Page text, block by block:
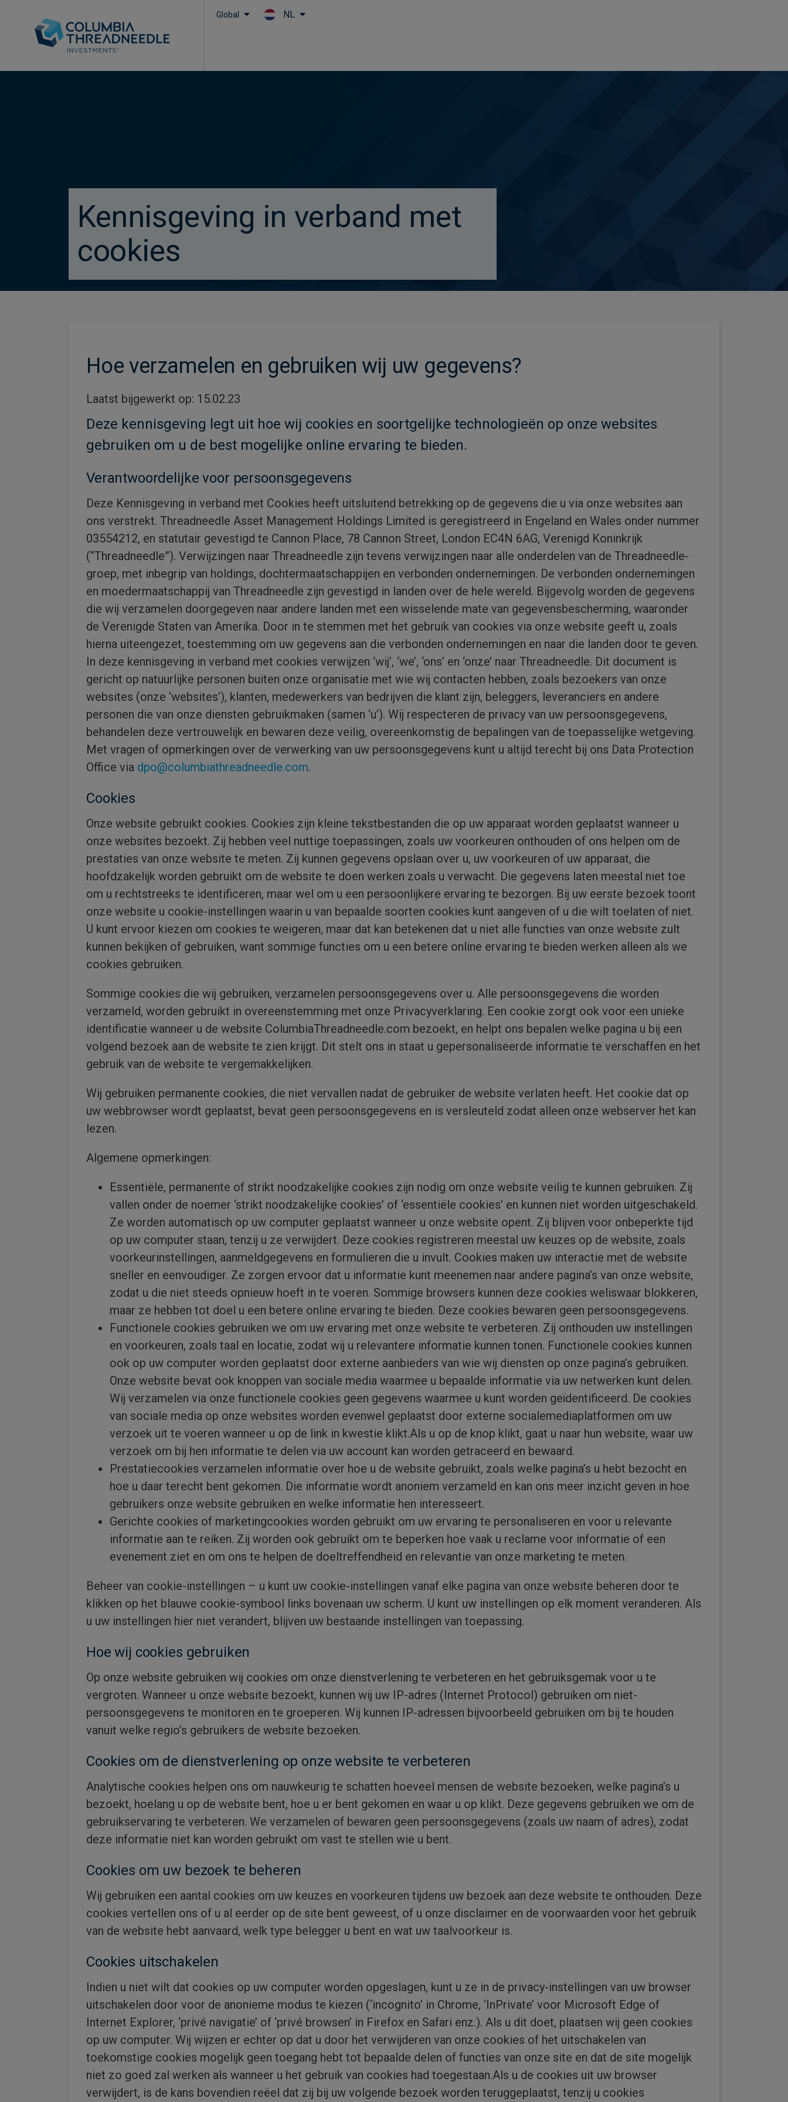
Global NL
Kennisgeving in verband met
cookies
Hoe verzamelen en gebruiken wij uw gegevens?
Laatst bijgewerkt op: 15.02.23
Deze kennisgeving legt uit hoe wij cookies en soortgelijke technologieën op onze websites
gebruiken om u de best mogelijke online ervaring te bieden.
Verantwoordelijke voor persoonsgegevens
Deze Kennisgeving in verband met Cookies heeft uitsluitend betrekking op de gegevens die u via onze websites aan
ons verstrekt. Threadneedle Asset Management Holdings Limited is geregistreerd in Engeland en Wales onder nummer
03554212, en statutair gevestigd te Cannon Place, 78 Cannon Street, London EC4N 6AG, Verenigd Koninkrijk
(“Threadneedle”). Verwijzingen naar Threadneedle zijn tevens verwijzingen naar alle onderdelen van de Threadneedle-
groep, met inbegrip van holdings, dochtermaatschappijen en verbonden ondernemingen. De verbonden ondernemingen
en moedermaatschappij van Threadneedle zijn gevestigd in landen over de hele wereld. Bijgevolg worden de gegevens
die wij verzamelen doorgegeven naar andere landen met een wisselende mate van gegevensbescherming, waaronder
de Verenigde Staten van Amerika. Door in te stemmen met het gebruik van cookies via onze website geeft u, zoals
hierna uiteengezet, toestemming om uw gegevens aan die verbonden ondernemingen en naar die landen door te geven.
In deze kennisgeving in verband met cookies verwijzen ‘wij’, ‘we’, ‘ons’ en ‘onze’ naar Threadneedle. Dit document is
gericht op natuurlijke personen buiten onze organisatie met wie wij contacten hebben, zoals bezoekers van onze
websites (onze ‘websites’), klanten, medewerkers van bedrijven die klant zijn, beleggers, leveranciers en andere
personen die van onze diensten gebruikmaken (samen ‘u’). Wij respecteren de privacy van uw persoonsgegevens,
behandelen deze vertrouwelijk en bewaren deze veilig, overeenkomstig de bepalingen van de toepasselijke wetgeving.
Met vragen of opmerkingen over de verwerking van uw persoonsgegevens kunt u altijd terecht bij ons Data Protection
Office via dpo@columbiathreadneedle.com.
Cookies
Onze website gebruikt cookies. Cookies zijn kleine tekstbestanden die op uw apparaat worden geplaatst wanneer u
onze websites bezoekt. Zij hebben veel nuttige toepassingen, zoals uw voorkeuren onthouden of ons helpen om de
prestaties van onze website te meten. Zij kunnen gegevens opslaan over u, uw voorkeuren of uw apparaat, die
hoofdzakelijk worden gebruikt om de website te doen werken zoals u verwacht. Die gegevens laten meestal niet toe
om u rechtstreeks te identificeren, maar wel om u een persoonlijkere ervaring te bezorgen. Bij uw eerste bezoek toont
onze website u cookie-instellingen waarin u van bepaalde soorten cookies kunt aangeven of u die wilt toelaten of niet.
U kunt ervoor kiezen om cookies te weigeren, maar dat kan betekenen dat u niet alle functies van onze website zult
kunnen bekijken of gebruiken, want sommige functies om u een betere online ervaring te bieden werken alleen als we
cookies gebruiken.
Sommige cookies die wij gebruiken, verzamelen persoonsgegevens over u. Alle persoonsgegevens die worden
verzameld, worden gebruikt in overeenstemming met onze Privacyverklaring. Een cookie zorgt ook voor een unieke
identificatie wanneer u de website ColumbiaThreadneedle.com bezoekt, en helpt ons bepalen welke pagina u bij een
volgend bezoek aan de website te zien krijgt. Dit stelt ons in staat u gepersonaliseerde informatie te verschaffen en het
gebruik van de website te vergemakkelijken.
Wij gebruiken permanente cookies, die niet vervallen nadat de gebruiker de website verlaten heeft. Het cookie dat op
uw webbrowser wordt geplaatst, bevat geen persoonsgegevens en is versleuteld zodat alleen onze webserver het kan
lezen.
Algemene opmerkingen:
Essentiële, permanente of strikt noodzakelijke cookies zijn nodig om onze website veilig te kunnen gebruiken. Zij
vallen onder de noemer ‘strikt noodzakelijke cookies’ of ‘essentiële cookies’ en kunnen niet worden uitgeschakeld.
Ze worden automatisch op uw computer geplaatst wanneer u onze website opent. Zij blijven voor onbeperkte tijd
op uw computer staan, tenzij u ze verwijdert. Deze cookies registreren meestal uw keuzes op de website, zoals
voorkeurinstellingen, aanmeldgegevens en formulieren die u invult. Cookies maken uw interactie met de website
sneller en eenvoudiger. Ze zorgen ervoor dat u informatie kunt meenemen naar andere pagina’s van onze website,
zodat u die niet steeds opnieuw hoeft in te voeren. Sommige browsers kunnen deze cookies weliswaar blokkeren,
maar ze hebben tot doel u een betere online ervaring te bieden. Deze cookies bewaren geen persoonsgegevens.
Functionele cookies gebruiken we om uw ervaring met onze website te verbeteren. Zij onthouden uw instellingen
en voorkeuren, zoals taal en locatie, zodat wij u relevantere informatie kunnen tonen. Functionele cookies kunnen
ook op uw computer worden geplaatst door externe aanbieders van wie wij diensten op onze pagina’s gebruiken.
Onze website bevat ook knoppen van sociale media waarmee u bepaalde informatie via uw netwerken kunt delen.
Wij verzamelen via onze functionele cookies geen gegevens waarmee u kunt worden geïdentificeerd. De cookies
van sociale media op onze websites worden evenwel geplaatst door externe socialemediaplatformen om uw
verzoek uit te voeren wanneer u op de link in kwestie klikt.Als u op de knop klikt, gaat u naar hun website, waar uw
verzoek om bij hen informatie te delen via uw account kan worden getraceerd en bewaard.
Prestatiecookies verzamelen informatie over hoe u de website gebruikt, zoals welke pagina’s u hebt bezocht en
hoe u daar terecht bent gekomen. Die informatie wordt anoniem verzameld en kan ons meer inzicht geven in hoe
gebruikers onze website gebruiken en welke informatie hen interesseert.
Gerichte cookies of marketingcookies worden gebruikt om uw ervaring te personaliseren en voor u relevante
informatie aan te reiken. Zij worden ook gebruikt om te beperken hoe vaak u reclame voor informatie of een
evenement ziet en om ons te helpen de doeltreffendheid en relevantie van onze marketing te meten.
Beheer van cookie-instellingen – u kunt uw cookie-instellingen vanaf elke pagina van onze website beheren door te
klikken op het blauwe cookie-symbool links bovenaan uw scherm. U kunt uw instellingen op elk moment veranderen. Als
u uw instellingen hier niet verandert, blijven uw bestaande instellingen van toepassing.
Hoe wij cookies gebruiken
Op onze website gebruiken wij cookies om onze dienstverlening te verbeteren en het gebruiksgemak voor u te
vergroten. Wanneer u onze website bezoekt, kunnen wij uw IP-adres (Internet Protocol) gebruiken om niet-
persoonsgegevens te monitoren en te groeperen. Wij kunnen IP-adressen bijvoorbeeld gebruiken om bij te houden
vanuit welke regio’s gebruikers de website bezoeken.
Cookies om de dienstverlening op onze website te verbeteren
Analytische cookies helpen ons om nauwkeurig te schatten hoeveel mensen de website bezoeken, welke pagina’s u
bezoekt, hoelang u op de website bent, hoe u er bent gekomen en waar u op klikt. Deze gegevens gebruiken we om de
gebruikservaring te verbeteren. We verzamelen of bewaren geen persoonsgegevens (zoals uw naam of adres), zodat
deze informatie niet kan worden gebruikt om vast te stellen wie u bent.
Cookies om uw bezoek te beheren
Wij gebruiken een aantal cookies om uw keuzes en voorkeuren tijdens uw bezoek aan deze website te onthouden. Deze
cookies vertellen ons of u al eerder op de site bent geweest, of u onze disclaimer en de voorwaarden voor het gebruik
van de website hebt aanvaard, welk type belegger u bent en wat uw taalvoorkeur is.
Cookies uitschakelen
Indien u niet wilt dat cookies op uw computer worden opgeslagen, kunt u ze in de privacy-instellingen van uw browser
uitschakelen door voor de anonieme modus te kiezen (‘incognito’ in Chrome, ‘InPrivate’ voor Microsoft Edge of
Internet Explorer, ‘privé navigatie’ of ‘privé browsen’ in Firefox en Safari enz.). Als u dit doet, plaatsen wij geen cookies
op uw computer. Wij wijzen er echter op dat u door het verwijderen van onze cookies of het uitschakelen van
toekomstige cookies mogelijk geen toegang hebt tot bepaalde delen of functies van onze site en dat de site mogelijk
niet zo goed zal werken als wanneer u het gebruik van cookies had toegestaan.Als u de cookies uit uw browser
verwijdert, is de kans bovendien reëel dat zij bij uw volgende bezoek worden teruggeplaatst, tenzij u cookies